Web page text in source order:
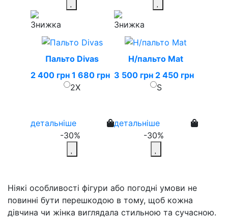
Пальто Divas
2 400 грн 1 680 грн
2X
детальніше
-30%
Н/пальто Mat
3 500 грн 2 450 грн
S
детальніше
-30%
Ніякі особливості фігури або погодні умови не
повинні бути перешкодою в тому, щоб кожна
дівчина чи жінка виглядала стильною та сучасною.